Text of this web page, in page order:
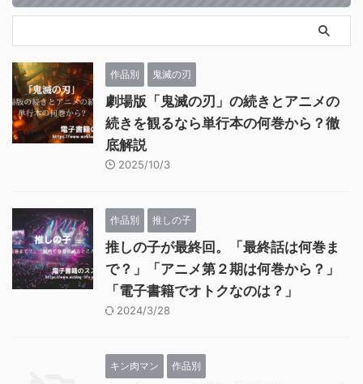
作品別 鬼滅の刃
劇場版「鬼滅の刃」の続きとアニメの
続きを観るなら単行本の何巻から？徹
底解説
2025/10/3
作品別 推しの子
推しの子が最終回。「最終話は何巻ま
で？」「アニメ第２期は何巻から？」
「電子書籍でオトクなのは？」
2024/3/28
キン肉マン 作品別